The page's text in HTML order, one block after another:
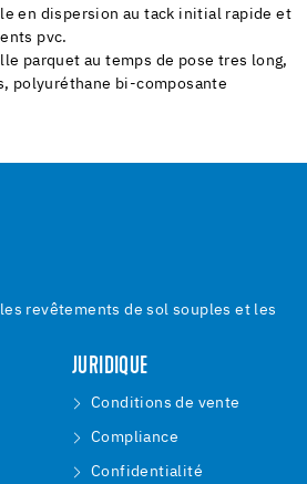
en dispersion au tack initial rapide et
pvc.
parquet au temps de pose tres long,
polyuréthane bi-composante
revêtements de sol souples et les
JURIDIQUE
Conditions de vente
Compliance
Confidentialité